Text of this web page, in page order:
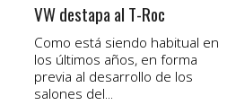
VW destapa al T-Roc
Como está siendo habitual en
los últimos años, en forma
previa al desarrollo de los
salones del...